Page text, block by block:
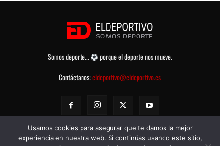
Somos deporte...
porque el deporte nos mueve.
Contáctanos:eldeportivo@eldeportivo.es
Usamos cookies para asegurar que te damos la mejor
experiencia en nuestra web. Si continúas usando este sitio,